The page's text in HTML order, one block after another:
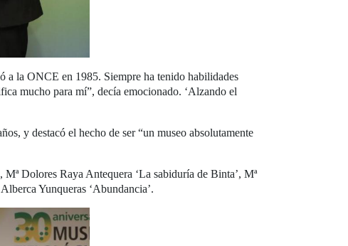
a la ONCE en 1985. Siempre ha tenido habilidades
mucho para mí”, decía emocionado. ‘Alzando el
y destacó el hecho de ser “un museo absolutamente
Dolores Raya Antequera ‘La sabiduría de Binta’, Mª
Yunqueras ‘Abundancia’.